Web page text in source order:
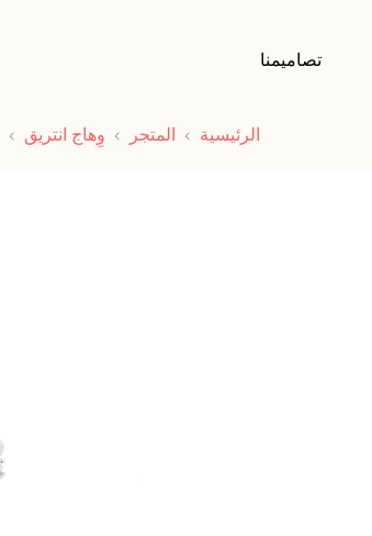
تصاميمنا
الرئيسية المتجر وِهاج انتريق